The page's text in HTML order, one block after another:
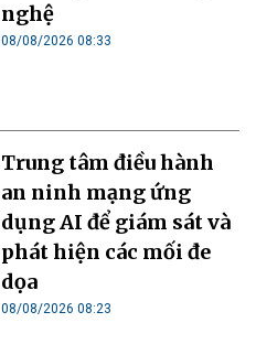
nghệ
08/08/2026 08:33
Trung tâm điều hành
an ninh mạng ứng
dụng AI để giám sát và
phát hiện các mối đe
dọa
08/08/2026 08:23